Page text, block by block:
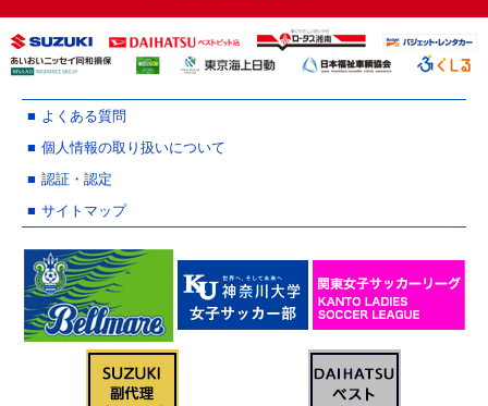
よくある質問
個人情報の取り扱いについて
認証・認定
サイトマップ